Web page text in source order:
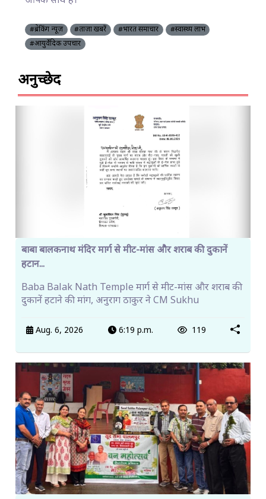
#ब्रेकिंग न्यूज़ #ताज़ा खबरें #भारत समाचार
#स्वास्थ्य लाभ
#आयुर्वेदिक उपचार
अनुच्छेद
बाबा बालकनाथ मंदिर मार्ग से मीट-मांस और शराब की दुकानें
हटान...
Baba Balak Nath Temple मार्ग से मीट-मांस और शराब की
दुकानें हटाने की मांग, अनुराग ठाकुर ने CM Sukhu
Aug. 6, 2026 6:19 p.m. 119